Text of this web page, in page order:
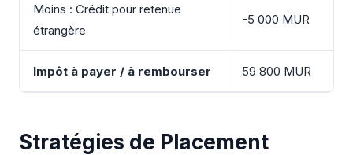
Moins : Crédit pour retenue
étrangère
-5 000 MUR
Impôt à payer / à rembourser 59 800 MUR
Stratégies de Placement